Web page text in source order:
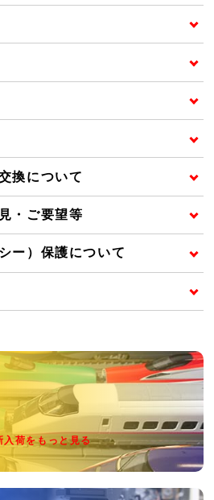
換について
・ご要望等
ー）保護について
入荷をもっと見る